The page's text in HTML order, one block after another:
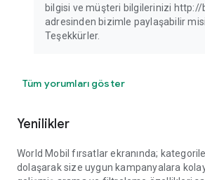
bilgisi ve müşteri bilgilerinizi
adresinden bizimle paylaşabilir
Teşekkürler.
Tüm yorumları göster
Yenilikler
World Mobil fırsatlar ekranında;
dolaşarak size uygun kampanyalara